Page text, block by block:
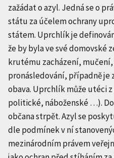
zažádat o azyl. Jedná se o
státu za účelem ochrany
státem. Uprchlík je
že by byla ve své domovské
krutému zacházení,
pronásledování, případně je
obava. Uprchlík může utéci
politické, náboženské …).
občana strpět. Azyl se
dle podmínek v ní
mezinárodním právem